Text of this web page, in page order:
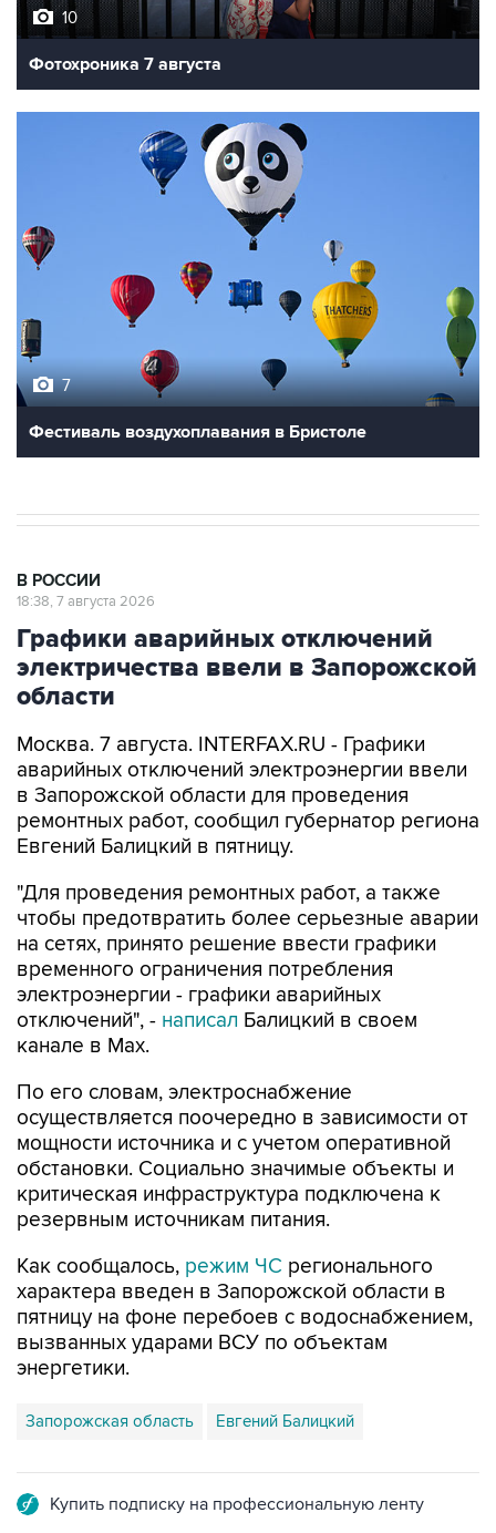
10
Фотохроника 7 августа
7
Фестиваль воздухоплавания в Бристоле
В РОССИИ
18:38, 7 августа 2026
Графики аварийных отключений
электричества ввели в Запорожской
области
Москва. 7 августа. INTERFAX.RU - Графики
аварийных отключений электроэнергии ввели
в Запорожской области для проведения
ремонтных работ, сообщил губернатор региона
Евгений Балицкий в пятницу.
"Для проведения ремонтных работ, а также
чтобы предотвратить более серьезные аварии
на сетях, принято решение ввести графики
временного ограничения потребления
электроэнергии - графики аварийных
отключений", - написал Балицкий в своем
канале в Max.
По его словам, электроснабжение
осуществляется поочередно в зависимости от
мощности источника и с учетом оперативной
обстановки. Социально значимые объекты и
критическая инфраструктура подключена к
резервным источникам питания.
Как сообщалось, режим ЧС регионального
характера введен в Запорожской области в
пятницу на фоне перебоев с водоснабжением,
вызванных ударами ВСУ по объектам
энергетики.
Запорожская область Евгений Балицкий
Купить подписку на профессиональную ленту